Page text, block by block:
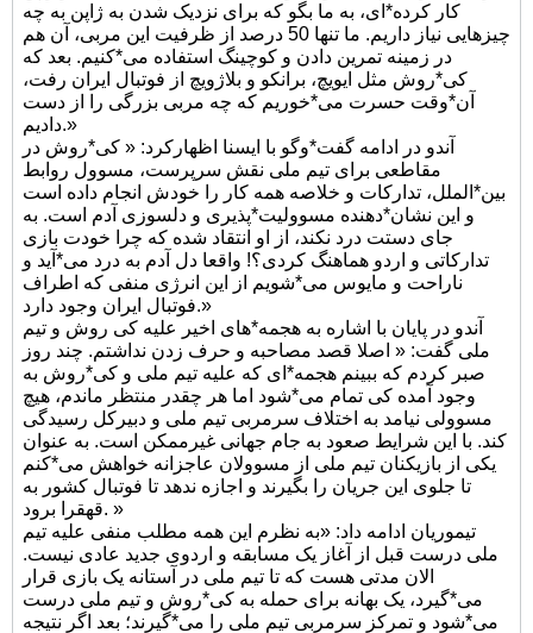
کار کرده*ای، به ما بگو که برای نزدیک شدن به ژاپن به چه
چیزهایی نیاز داریم. ما تنها 50 درصد از ظرفیت این مربی، آن هم
در زمینه تمرین دادن و کوچینگ استفاده می*کنیم. بعد که
کی*روش مثل ایویچ، برانکو و بلاژویچ از فوتبال ایران رفت،
آن*وقت حسرت می*خوریم که چه مربی بزرگی را از دست
دادیم.»
آندو در ادامه گفت*وگو با ایسنا اظهارکرد: « کی*روش در
مقاطعی برای تیم ملی نقش سرپرست، مسوول روابط
بین*الملل، تدارکات و خلاصه همه کار را خودش انجام داده است
و این نشان*دهنده مسوولیت*پذیری و دلسوزی آدم است. به
جای دستت درد نکند، از او انتقاد شده که چرا خودت بازی
تدارکاتی و اردو هماهنگ کردی؟! واقعا دل آدم به درد می*آید و
ناراحت و مایوس می*شویم از این انرژی منفی که اطراف
فوتبال ایران وجود دارد.»
آندو در پایان با اشاره به هجمه*های اخیر علیه کی روش و تیم
ملی گفت: « اصلا قصد مصاحبه و حرف زدن نداشتم. چند روز
صبر کردم که ببینم هجمه*ای که علیه تیم ملی و کی*روش به
وجود آمده کی تمام می*شود اما هر چقدر منتظر ماندم، هیچ
مسوولی نیامد به اختلاف سرمربی تیم ملی و دبیرکل رسیدگی
کند. با این شرایط صعود به جام جهانی غیرممکن است. به عنوان
یکی از بازیکنان تیم ملی از مسوولان عاجزانه خواهش می*کنم
تا جلوی این جریان را بگیرند و اجازه ندهد تا فوتبال کشور به
قهقرا برود. »
تیموریان ادامه داد: «به نظرم این همه مطلب منفی علیه تیم
ملی درست قبل از آغاز یک مسابقه و اردوی جدید عادی نیست.
الان مدتی هست که تا تیم ملی در آستانه یک بازی قرار
می*گیرد، یک بهانه برای حمله به کی*روش و تیم ملی درست
می*شود و تمرکز سرمربی تیم ملی را می*گیرند؛ بعد اگر نتیجه